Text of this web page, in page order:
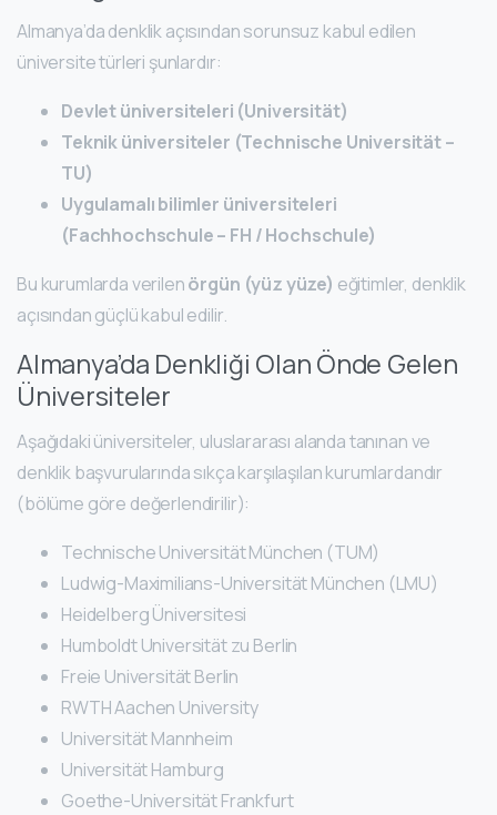
Almanya’da denklik açısından sorunsuz kabul edilen
üniversite türleri şunlardır:
Devlet üniversiteleri (Universität)
Teknik üniversiteler (Technische Universität –
TU)
Uygulamalı bilimler üniversiteleri
(Fachhochschule – FH / Hochschule)
Bu kurumlarda verilenörgün (yüz yüze) eğitimler, denklik
açısından güçlü kabul edilir.
Almanya’da Denkliği Olan Önde Gelen
Üniversiteler
Aşağıdaki üniversiteler, uluslararası alanda tanınan ve
denklik başvurularında sıkça karşılaşılan kurumlardandır
(bölüme göre değerlendirilir):
Technische Universität München (TUM)
Ludwig-Maximilians-Universität München (LMU)
Heidelberg Üniversitesi
Humboldt Universität zu Berlin
Freie Universität Berlin
RWTH Aachen University
Universität Mannheim
Universität Hamburg
Goethe-Universität Frankfurt